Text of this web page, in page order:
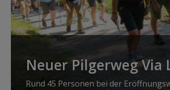
Neuer Pilgerweg Via
Rund 45 Personen bei der